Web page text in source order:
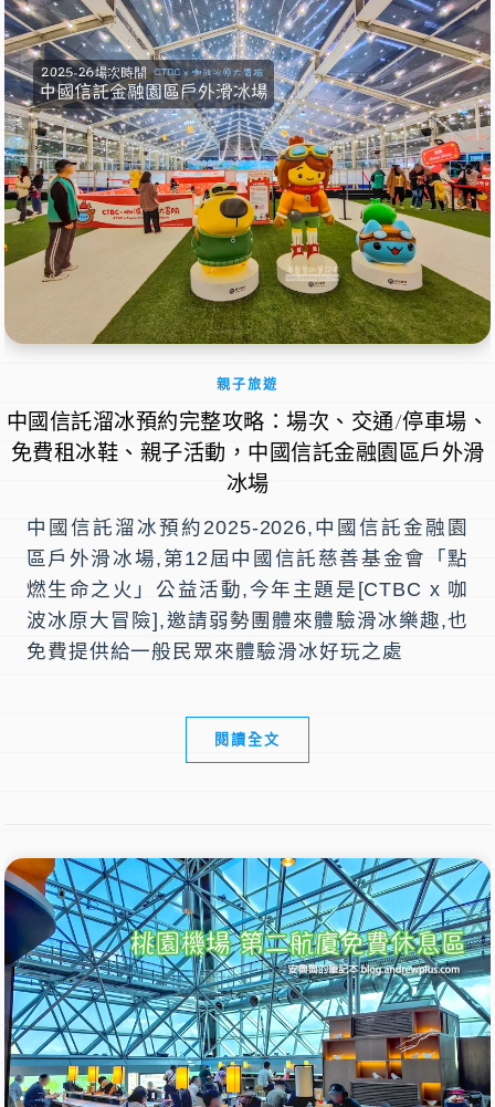
親子旅遊
中國信託溜冰預約完整攻略：場次、交通/停車場、
免費租冰鞋、親子活動，中國信託金融園區戶外滑
冰場
中國信託溜冰預約2025-2026,中國信託金融園
區戶外滑冰場,第12屆中國信託慈善基金會「點
燃生命之火」公益活動,今年主題是[CTBC x 咖
波冰原大冒險],邀請弱勢團體來體驗滑冰樂趣,也
免費提供給一般民眾來體驗滑冰好玩之處
閱讀全文